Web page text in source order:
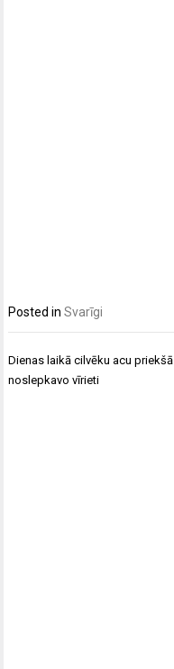
Posted inSvarīgi
Post
navigation
Dienas laikā cilvēku acu priekšā
noslepkavo vīrieti